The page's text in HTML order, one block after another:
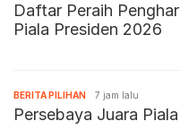
Daftar Peraih
Piala Presiden 2026
BERITA PILIHAN 7 jam lalu
Persebaya Juara